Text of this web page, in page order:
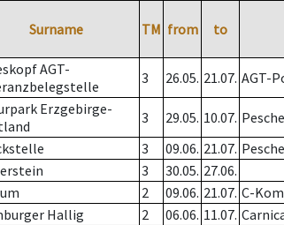
Surname TM from to
AGT-
3 26.05. 21.07. AGT-
Erzgebirge-
3 29.05. 10.07.
3 09.06. 21.07.
3 30.05. 27.06.
2 09.06. 21.07. C-
Hallig 2 06.06. 11.07.